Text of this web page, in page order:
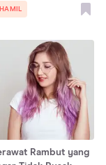
Rambut yang